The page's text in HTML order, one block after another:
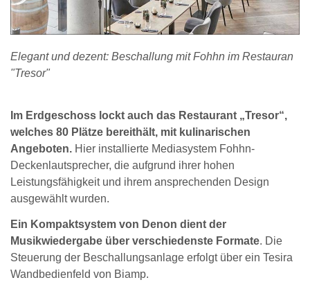
Elegant und dezent: Beschallung mit Fohhn im Restauran
"Tresor"
Im Erdgeschoss lockt auch das Restaurant „Tresor“,
welches 80 Plätze bereithält, mit kulinarischen
Angeboten. Hier installierte Mediasystem Fohhn-
Deckenlautsprecher, die aufgrund ihrer hohen
Leistungsfähigkeit und ihrem ansprechenden Design
ausgewählt wurden.
Ein Kompaktsystem von Denon dient der
Musikwiedergabe über verschiedenste Formate. Die
Steuerung der Beschallungsanlage erfolgt über ein Tesira
Wandbedienfeld von Biamp.